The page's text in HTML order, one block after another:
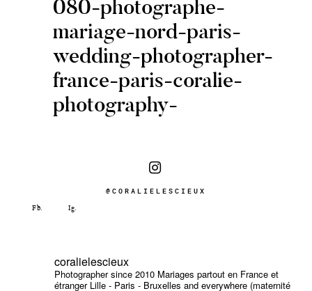
A PROPOS CORALIE
Contact
080-photographe-
mariage-nord-paris-
wedding-photographer-
france-paris-coralie-
photography-
@CORALIELESCIEUX
coralielescieux
Photographer since 2010 Mariages partout en France et
étranger Lille - Paris - Bruxelles and everywhere (maternité